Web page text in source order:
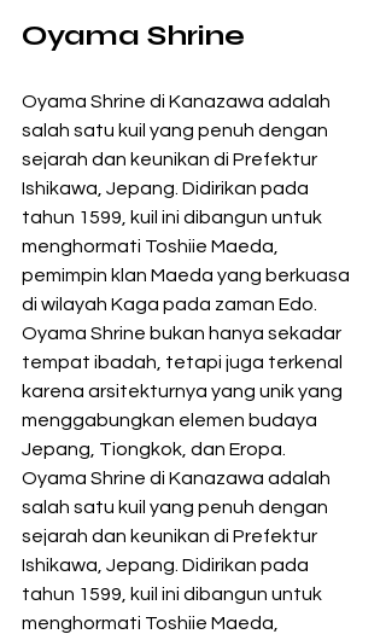
Oyama Shrine
Oyama Shrine di Kanazawa adalah
salah satu kuil yang penuh dengan
sejarah dan keunikan di Prefektur
Ishikawa, Jepang. Didirikan pada
tahun 1599, kuil ini dibangun untuk
menghormati Toshiie Maeda,
pemimpin klan Maeda yang berkuasa
di wilayah Kaga pada zaman Edo.
Oyama Shrine bukan hanya sekadar
tempat ibadah, tetapi juga terkenal
karena arsitekturnya yang unik yang
menggabungkan elemen budaya
Jepang, Tiongkok, dan Eropa.
Oyama Shrine di Kanazawa adalah
salah satu kuil yang penuh dengan
sejarah dan keunikan di Prefektur
Ishikawa, Jepang. Didirikan pada
tahun 1599, kuil ini dibangun untuk
menghormati Toshiie Maeda,